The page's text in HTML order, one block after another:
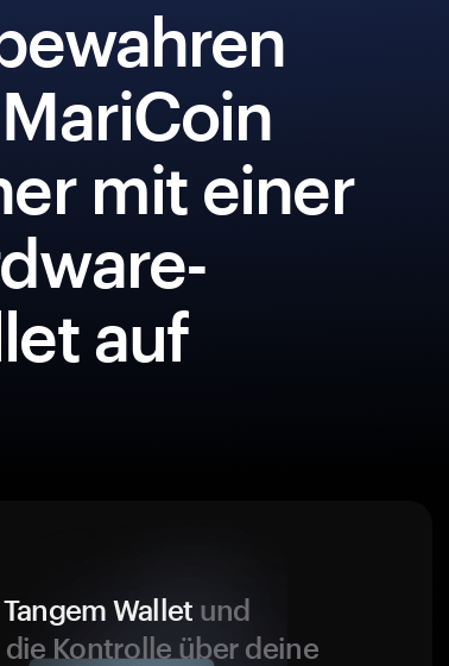
mit einer
auf
Wallet und
Kontrolle über deine